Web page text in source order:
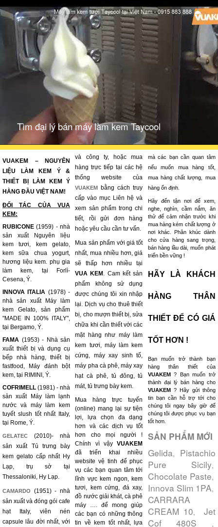
Tìm đại lý bán máy làm kem Taycool
VUAKEM – NGUYÊN
LIỆU LÀM KEM Ý &
THIẾT BỊ LÀM KEM Ý
HÀNG ĐẦU VIỆT NAM!
ĐỐI TÁC CỦA VUA
KEM:
RUBICONE (1959) - nhà
sản xuất Nguyên liệu
kem tươi, kem gelato,
kem sữa chua yogurt,
hương liệu kem. phụ gia
làm kem, tại Forlì-
Cesena, Ý.
INNOVA ITALIA (1978) -
nhà sản xuất Máy làm
kem Gelato, sản phẩm
"MADE IN 100% ITALY",
tại Bergamo, Ý.
FAMA (1953) - Nhà sản
xuất thiết bị và dụng cụ
bếp nhà hàng, thiết bị
fastfood, Máy đánh bột
kem, tại RIMINI, Ý.
COFRIMELL (1981) - nhà
sản xuất Máy làm lạnh
nước và máy làm kem
tuyết slush tốt nhất Italy,
tại Rome, Ý.
GELATEC (2010)- nhà
sản xuất Tủ trưng bày
kem gelato cấp nhất Hy
Lạp, trụ sở tại
Thessaloniki, Hy Lạp.
CAMARDO
(1951) - nhà
sản xuất và đóng gói cafe
hạt Italy, viên nén
capsule lâu đời nhất, với
và công ty, hoặc mua
hàng trực tiếp tại các hệ
thống website của
VUAKEM
bằng cách truy
cấp vào mục Liên hệ và
xem sản phẩm trong chi
tiết, rồi gửi đơn hàng
hoặc yêu cầu cần tư vấn.
Mua sản phẩm với giá tốt
nhất, mua nhiều hơn, giá
sẽ thấp hơn nhiều tại
VUA KEM . Cam kết sản
phẩm không sử dụng
được chúng tôi xin nhập
lại. Dịch vụ cho thuê thiết
bị, cho mượn thiết bị, sửa
chữa khi cần thiết với các
mặt hàng như máy làm
kem tươi, máy làm kem
cứng, máy xay sinh tố,
máy pha cà phê, máy xay
hạt cà phê, tủ đông, tủ
mát, tủ trưng bày kem.
Mua hàng trực tuyến
(online) mang lại sự tiện
lợi, lựa chọn đa dạng
hơn và các dịch vụ tốt
hơn cho mọi người !
Chính vì vậyVUAKEM
đã triển khai nhiều
website vệ tinh để phục
vụ các bạn quan tâm tới
lĩnh vực kem ngon, kem
tươi, kem cứng, đá xay,
đồ nước giải khát, cà phê
máy …. để mong giúp
các bạn có những thông
tin về kem tốt nhất, lựa
mà các bạn cần quan tâm
nếu muốn mua hàng tốt,
mua hàng chất lượng, mua
hàng ổn định.
Hãy đến tận nơi để xem,
nghe, nghìn, cầm nắm, ăn
thử để cảm nhận trước khi
mua hàng kém chất lượng ở
nơi khác. Phân khúc dành
cho cửa hàng sang trọng,
bán hàng lầu dài, muốn phát
triển bền vững !
HÃY LÀ KHÁCH
HÀNG THÂN
THIẾT ĐỂ CÓ GIÁ
TỐT HƠN !
Bạn muốn trở thành bạn
hàng thân thiết của
VUAKEM
? Bạn muốn trở
thành đại lý bán hàng cho
VUAKEM
? Hãy gửi thông
tin bạn cần hỗ trợ tới cho
chúng tôi ngay bây giờ để
chúng tôi được phục vụ bạn
tốt hơn.
SẢN PHẨM MỚI
Gelida, Pistachio
Pure Sicily,
Chocolate Paste,
Innova Slim 1PA,
CARRARA
CREAM 10, Jet
Cof 480S
,